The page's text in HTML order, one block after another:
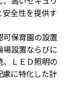
全性を提供す
保育園の設置
設置ならびに
ＬＥＤ照明の
に特化した計